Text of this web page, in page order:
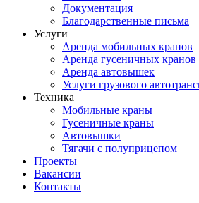
Документация
Благодарственные письма
Услуги
Аренда мобильных кранов
Аренда гусеничных кранов
Аренда автовышек
Услуги грузового
Техника
Мобильные краны
Гусеничные краны
Автовышки
Тягачи с полуприцепом
Проекты
Вакансии
Контакты